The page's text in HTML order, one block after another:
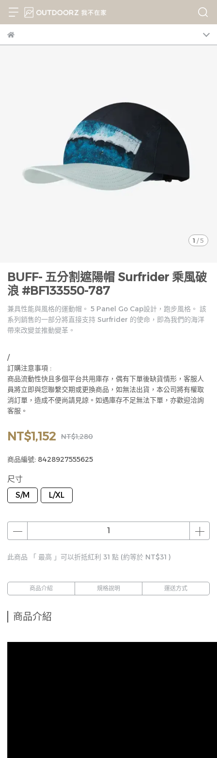
1 /5
BUFF- 五分割遮陽帽 Surfrider 乘風破
浪 #BF133550-787
兼具性能與風格的運動帽。 5 Panel Go Cap設計，跑步風格。 該
系列銷售的一部分將直接支持 Surfrider 的使命，即為我們的海洋
帶來改變並推動變革。
/
訂購注意事項 :
商品流動性快且多個平台共用庫存，偶有下單後缺貨情形，客服人
員將立即與您聯繫交期或更換商品，如無法出貨，本公司將有權取
消訂單，造成不便尚請見諒。如遇庫存不足無法下單，亦歡迎洽詢
客服。
NT$1,152 NT$1,280
商品編號: 8428927555625
尺寸
S/M
L/XL
此商品 「 最高 」可以折抵紅利 31 點 (約等於 NT$31 )
商品介紹 規格說明 運送方式
商品介紹